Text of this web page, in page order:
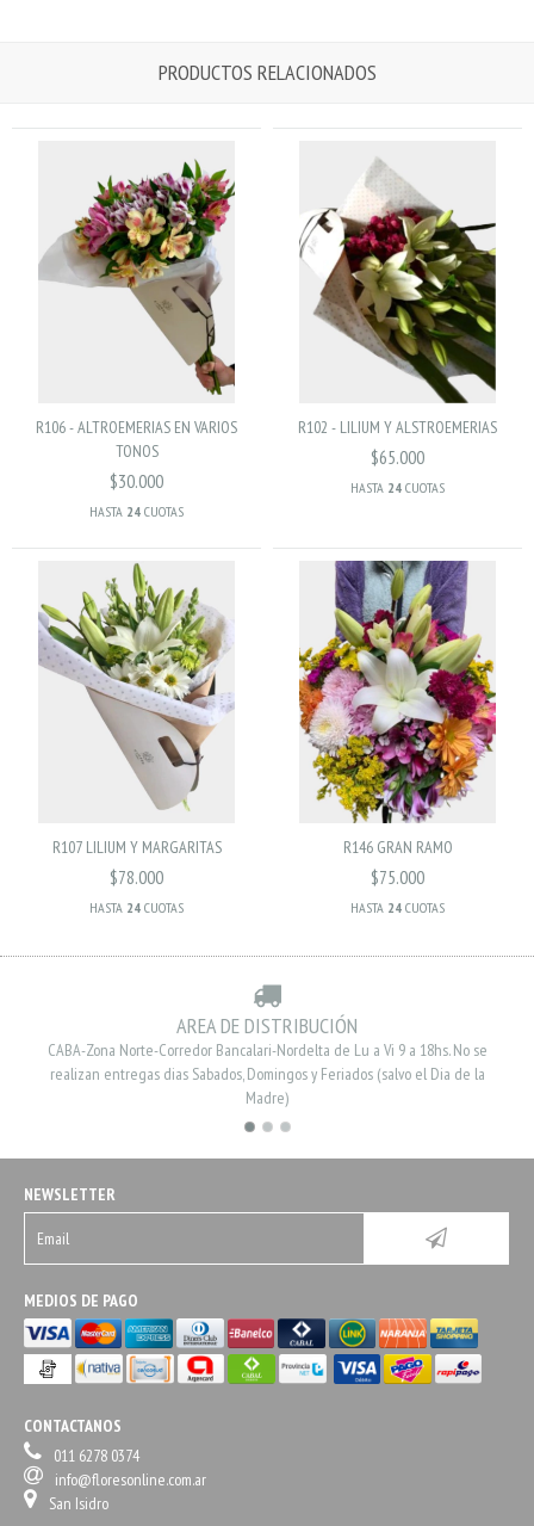
PRODUCTOS RELACIONADOS
R106 - ALTROEMERIAS EN VARIOS
TONOS
$30.000
HASTA 24 CUOTAS
R102 - LILIUM Y ALSTROEMERIAS
$65.000
HASTA 24 CUOTAS
R107 LILIUM Y MARGARITAS
$78.000
HASTA 24 CUOTAS
R146 GRAN RAMO
$75.000
HASTA 24 CUOTAS
AREA DE DISTRIBUCIÓN
CABA-Zona Norte-Corredor Bancalari-Nordelta de Lu a Vi 9 a 18hs. No se
realizan entregas dias Sabados, Domingos y Feriados (salvo el Dia de la
Madre)
NEWSLETTER
MEDIOS DE PAGO
CONTACTANOS
011 6278 0374
info@floresonline.com.ar
San Isidro